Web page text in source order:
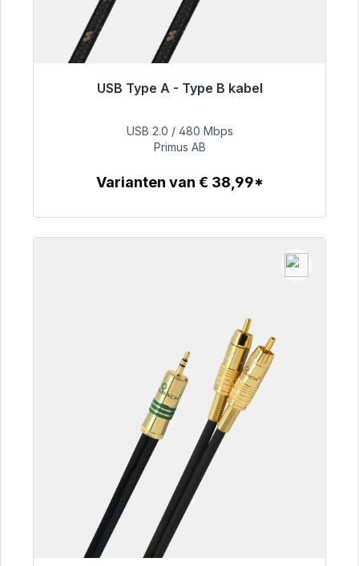
USB Type A - Type B kabel
Klaar voor onmiddellijke verzending, levertijd
€ 76,99
USB 2.0 / 480 Mbps
Primus AB
Varianten van € 38,99*